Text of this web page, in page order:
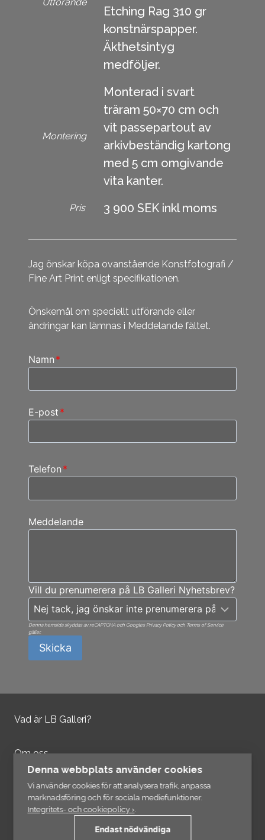
Etching Rag 310 gr
konstnärspapper.
Äkthetsintyg
medföljer.
Montering
Monterad i svart
träram 50×70 cm och
vit passepartout av
arkivbeständig kartong
med 5 cm omgivande
vita kanter.
Pris 3 900 SEK inkl moms
Jag önskar köpa ovanstående Konstfotografi /
Fine Art Print enligt specifikationen.
Önskemål om speciellt utförande eller
ändringar kan lämnas i Meddelande fältet.
Namn *
E-post *
Telefon *
Meddelande
Vill du prenumerera på LB Galleri Nyhetsbrev?
Denna hemsida skyddas av reCAPTCHA och Googles Privacy Policy och Terms of Service
gäller.
Skicka
Vad är LB Galleri?
Om oss
Kontakta oss
Integritetspolicy
Denna webbplats använder cookies
Vi använder cookies för att analysera trafik, anpassa
marknadsföring och för sociala mediefunktioner.
Integritets- och cookiepolicy ›.
Endast nödvändiga